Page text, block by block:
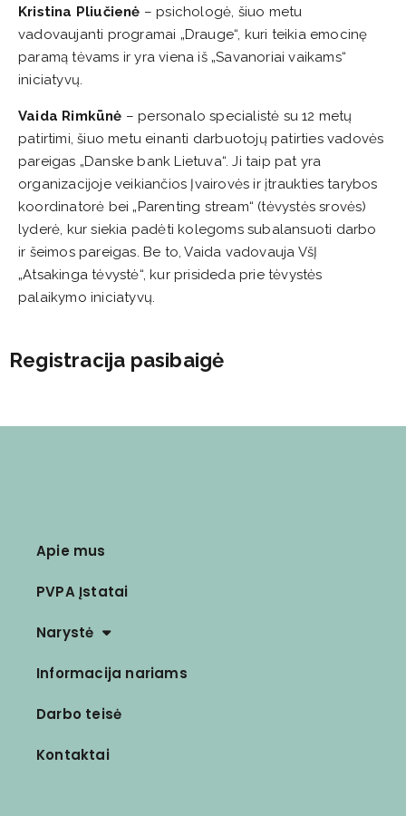
Kristina Pliučienė – psichologė, šiuo metu
vadovaujanti programai „Drauge“, kuri teikia emocinę
paramą tėvams ir yra viena iš „Savanoriai vaikams“
iniciatyvų.
Vaida Rimkūnė – personalo specialistė su 12 metų
patirtimi, šiuo metu einanti darbuotojų patirties vadovės
pareigas „Danske bank Lietuva“. Ji taip pat yra
organizacijoje veikiančios Įvairovės ir įtraukties tarybos
koordinatorė bei „Parenting stream“ (tėvystės srovės)
lyderė, kur siekia padėti kolegoms subalansuoti darbo
ir šeimos pareigas. Be to, Vaida vadovauja VšĮ
„Atsakinga tėvystė“, kur prisideda prie tėvystės
palaikymo iniciatyvų.
Registracija pasibaigė
Apie mus
PVPA Įstatai
Narystė
Informacija nariams
Darbo teisė
Kontaktai